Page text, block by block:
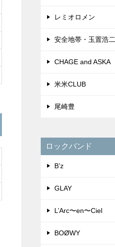
レミオロメン
安全地帯・玉置浩二
CHAGE and ASKA
米米CLUB
尾崎豊
ロックバンド
B’z
GLAY
L’Arc〜en〜Ciel
BOØWY